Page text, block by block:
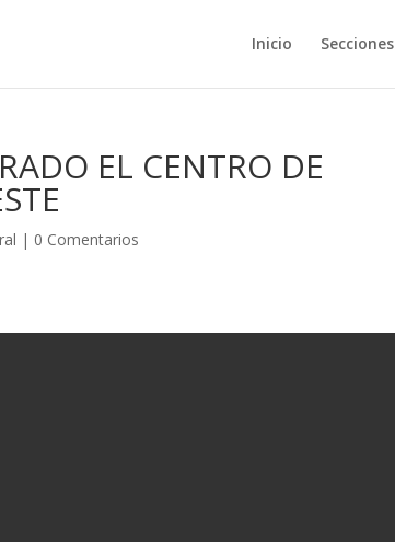
Inicio Secciones
EL CENTRO DE
| 0 Comentarios